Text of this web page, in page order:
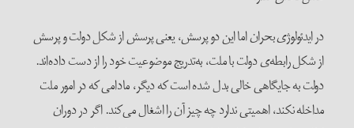
در ایدئولوژی بحران اما این دو پرسش، یعنی پرسش از شکل دولت و پرسش
از شکل رابطه‌ی دولت با ملت، به‌تدریج موضوعیت خود را از دست داده‌اند.
دولت به جایگاهی خالی بدل شده است که دیگر، مادامی که در امور ملت
مداخله نکند، اهمیتی ندارد چه چیز آن را اشغال می‌کند. اگر در دوران